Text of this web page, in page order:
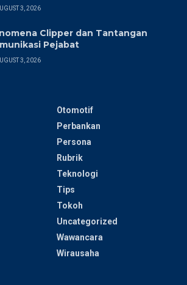
3, 2026
Clipper dan Tantangan
Pejabat
3, 2026
Otomotif
Perbankan
Persona
Rubrik
Teknologi
Tips
Tokoh
Uncategorized
Wawancara
Wirausaha